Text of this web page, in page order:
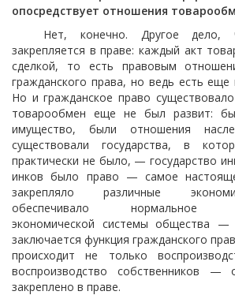
опосредствует отношения
Нет, конечно. Другое дело,
закрепляется в праве: каждый акт
сделкой, то есть правовым
гражданского права, но ведь есть еще
Но и гражданское право
товарообмен еще не был развит:
имущество, были отношения
существовали государства, в
практически не было, — государство
инков было право — самое
закрепляло различные
обеспечивало нормальное
экономической системы общества
заключается функция гражданского
происходит не только
воспроизводство собственников
закреплено в праве.